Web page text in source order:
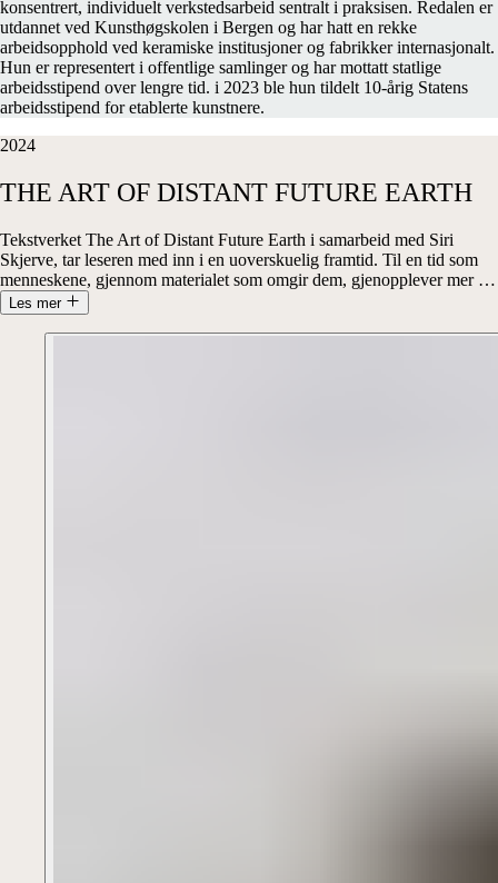
konsentrert, individuelt verkstedsarbeid sentralt i praksisen. Redalen er
utdannet ved Kunsthøgskolen i Bergen og har hatt en rekke
arbeidsopphold ved keramiske institusjoner og fabrikker internasjonalt.
Hun er representert i offentlige samlinger og har mottatt statlige
arbeidsstipend over lengre tid. i 2023 ble hun tildelt 10-årig Statens
arbeidsstipend for etablerte kunstnere.
2024
THE ART OF DISTANT FUTURE EARTH
Tekstverket The Art of Distant Future Earth i samarbeid med Siri
Skjerve, tar leseren med inn i en uoverskuelig framtid. Til en tid som
menneskene, gjennom materialet som omgir dem, gjenopplever mer …
Les mer